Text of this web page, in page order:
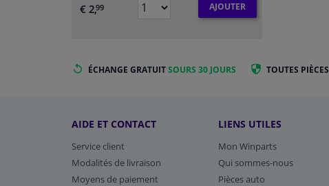
€ 2,99 AJOUTER
ÉCHANGE GRATUITSOURS 30 JOURS TOUTES
AIDE ET CONTACT
Service client
Modalités de livraison
Moyens de paiement
LIENS UTILES
Mon Winparts
Qui sommes-nous
Pièces auto